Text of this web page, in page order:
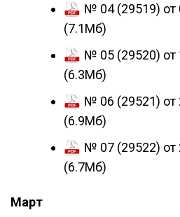
№ 04 (29519) от
(7.1Мб)
№ 05 (29520) от
(6.3Мб)
№ 06 (29521) от
(6.9Мб)
№ 07 (29522) от
(6.7Мб)
Март